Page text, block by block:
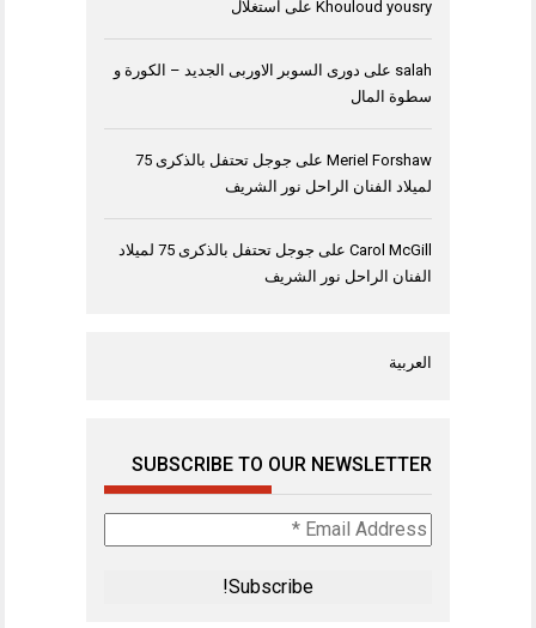
Khouloud yousry على استغلال
salah على دورى السوبر الاوربى الجديد – الكورة و
سطوة المال
Meriel Forshaw على
جوجل تحتفل بالذكرى 75
لميلاد الفنان الراحل نور الشريف
Carol McGill على
جوجل تحتفل بالذكرى 75 لميلاد
الفنان الراحل نور الشريف
العربية
SUBSCRIBE TO OUR NEWSLETTER
Email
Address